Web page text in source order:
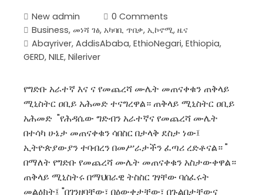
New admin
0 Comments
Business, መነሻ ገፅ, አካባቢ ጥበቃ, ኢኮኖሚ, ዜና
Abayriver, AddisAbaba, EthioNegari, Ethiopia,
GERD, NILE, Nileriver
የግድቡ አራተኛ እና ና የመጨረሻ ሙሌት መጠናቀቁን ጠቅላይ
ሚኒስትር ዐቢይ አሕመድ ተናግረዋል። ጠቅላይ ሚኒስትር ዐቢይ
አሕመድ "የሕዳሴው ግድብን አራተኛና የመጨረሻ ሙሌት
በተሳካ ሁኔታ መጠናቀቁን ሳበስር በታላቅ ደስታ ነው፤
ኢትዮጵያውያን ተባብረን በመሥራታችን ፈጣሪ ረድቶናል። "
በማለት የግድቡ የመጨረሻ ሙሌት መጠናቀቁን አስታውቀዋል።
ጠቅላይ ሚኒስትሩ በማህበራዊ ትስስር ገፃቸው ባሰፈሩት
መልዕክት፤ "በገንዘባቸው፣ በዕውቀታቸው፣ በጉልበታቸውና